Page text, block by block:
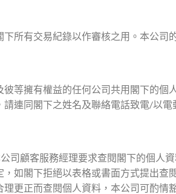
所有交易紀錄以作審核之用。本公司
等擁有權益的任何公司共用閣下的
連同閣下之姓名及聯絡電話致電/以電
司顧客服務經理要求查閱閣下的個人
如閣下拒絕以表格或書面方式提出
更正而查閱個人資料，本公司可酌情